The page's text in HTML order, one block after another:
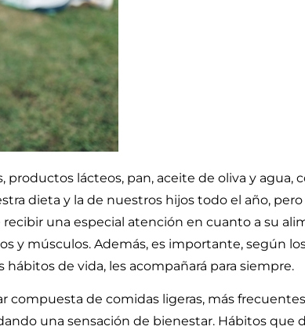
productos lácteos, pan, aceite de oliva y
dieta y la de nuestros hijos todo el año,
una especial atención en cuanto a su
y músculos. Además, es importante, según
hábitos de vida, les acompañará para siempre.
compuesta de comidas ligeras, más
una sensación de bienestar. Hábitos